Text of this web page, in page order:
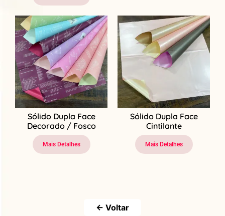
Sólido Dupla Face
Decorado / Fosco
Mais Detalhes
Sólido Dupla Face
Cintilante
Mais Detalhes
← Voltar